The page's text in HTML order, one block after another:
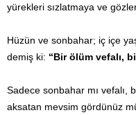
yürekleri sızlatmaya ve
Hüzün ve sonbahar; iç içe
demiş ki: “Bir ölüm vefalı,
Sadece sonbahar mı vefalı,
aksatan mevsim gördünüz